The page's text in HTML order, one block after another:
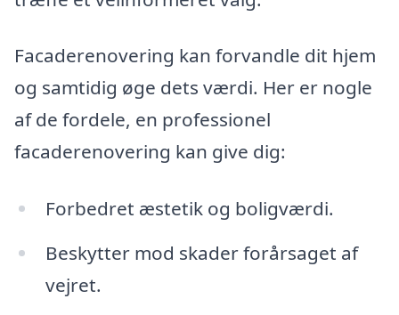
Facaderenovering kan forvandle dit hjem
og samtidig øge dets værdi. Her er nogle
af de fordele, en professionel
facaderenovering kan give dig:
Forbedret æstetik og boligværdi.
Beskytter mod skader forårsaget af
vejret.